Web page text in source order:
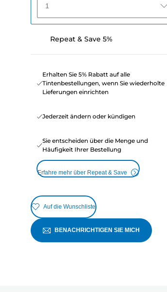
1
Repeat & Save 5%
Erhalten Sie 5% Rabatt auf alle
Tintenbestellungen, wenn Sie wiederholte
Lieferungen einrichten
Jederzeit ändern oder kündigen
Sie entscheiden über die Menge und
Häufigkeit Ihrer Bestellung
Erfahre mehr über Repeat & Save
Auf die Wunschliste
BENACHRICHTIGEN SIE MICH